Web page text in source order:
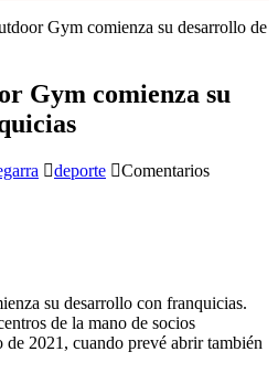
Gym comienza su desarrollo de
Gym comienza su
deporte
Comentarios
su desarrollo con franquicias.
de la mano de socios
de 2021, cuando prevé abrir también